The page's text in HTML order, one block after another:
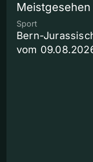
Meistgesehen
Sport
Bern-
vom